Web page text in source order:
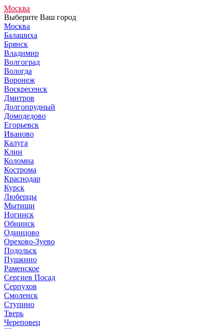
Москва
Выберите Ваш город
Москва
Балашиха
Брянск
Владимир
Волгоград
Вологда
Воронеж
Воскресенск
Дмитров
Долгопрудный
Домодедово
Егорьевск
Иваново
Калуга
Клин
Коломна
Кострома
Краснодар
Курск
Люберцы
Мытищи
Ногинск
Обнинск
Одинцово
Орехово-Зуево
Подольск
Пушкино
Раменское
Сергиев Посад
Серпухов
Смоленск
Ступино
Тверь
Череповец